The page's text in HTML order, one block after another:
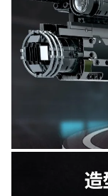
Скидка за
на
Оставьте
через систему
указанием
и получите
...уже
и